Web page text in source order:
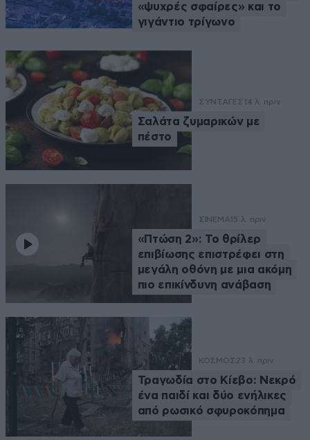
«ψυχρές σφαίρες» και το
γιγάντιο τρίγωνο
ΣΥΝΤΑΓΕΣ 14 λ. πριν
Σαλάτα ζυμαρικών με
πέστο
ΣΙΝΕΜΑ 15 λ. πριν
«Πτώση 2»: Το θρίλερ
επιβίωσης επιστρέφει στη
μεγάλη οθόνη με μια ακόμη
πιο επικίνδυνη ανάβαση
ΚΟΣΜΟΣ23 λ. πριν
Τραγωδία στο Κίεβο: Νεκρό
ένα παιδί και δύο ενήλικες
από ρωσικό σφυροκόπημα